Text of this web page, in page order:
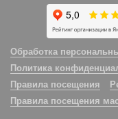
Обработка
Политика
Правила посещения
Правила посещения